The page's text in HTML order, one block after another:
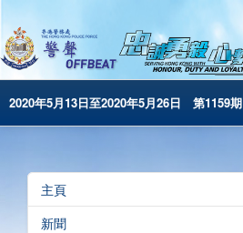
2020年5月13日至2020年5月26日 第1159期
昔日警聲
警務處主頁
主頁
新聞